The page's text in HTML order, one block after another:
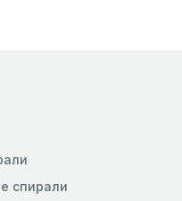
спирали